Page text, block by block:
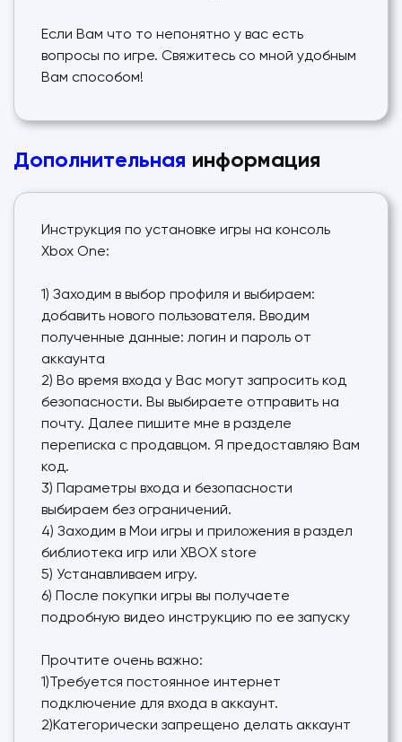
Если Вам что то непонятно у вас есть
вопросы по игре. Свяжитесь со мной удобным
Вам способом!
Дополнительная информация
Инструкция по установке игры на консоль
Xbox One:
1) Заходим в выбор профиля и выбираем:
добавить нового пользователя. Вводим
полученные данные: логин и пароль от
аккаунта
2) Во время входа у Вас могут запросить код
безопасности. Вы выбираете отправить на
почту. Далее пишите мне в разделе
переписка с продавцом. Я предоставляю Вам
код.
3) Параметры входа и безопасности
выбираем без ограничений.
4) Заходим в Мои игры и приложения в раздел
библиотека игр или XBOX store
5) Устанавливаем игру.
6) После покупки игры вы получаете
подробную видео инструкцию по ее запуску
Прочтите очень важно:
1)Требуется постоянное интернет
подключение для входа в аккаунт.
2)Категорически запрещено делать аккаунт